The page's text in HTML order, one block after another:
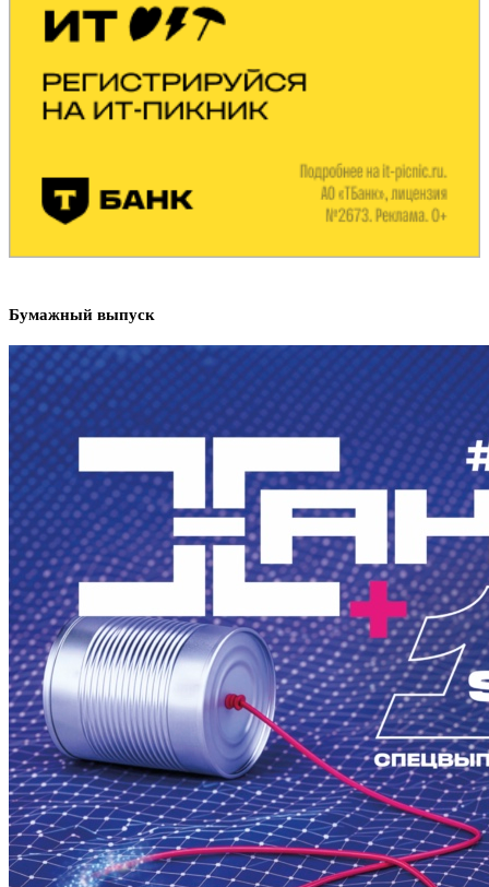
Бумажный выпуск